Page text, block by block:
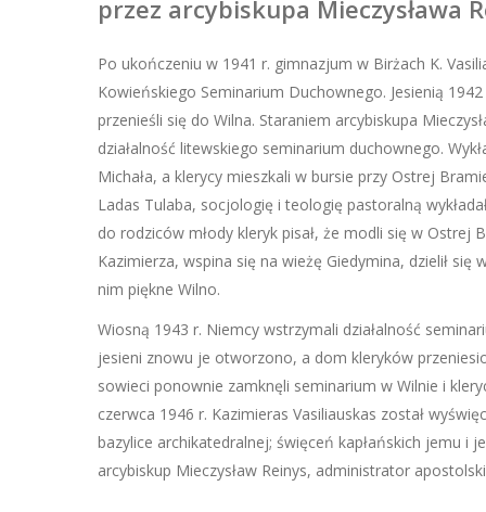
przez arcybiskupa Mieczysława
Po ukończeniu w 1941 r. gimnazjum w Birżach K.
Kowieńskiego Seminarium Duchownego. Jesienią
przenieśli się do Wilna. Staraniem arcybiskupa
działalność litewskiego seminarium duchownego.
Michała, a klerycy mieszkali w bursie przy Ostrej
Ladas Tulaba, socjologię i teologię pastoralną
do rodziców młody kleryk pisał, że modli się w Ostrej
Kazimierza, wspina się na wieżę Giedymina, dzielił się
nim piękne Wilno.
Wiosną 1943 r. Niemcy wstrzymali działalność
jesieni znowu je otworzono, a dom kleryków
sowieci ponownie zamknęli seminarium w Wilnie i
czerwca 1946 r. Kazimieras Vasiliauskas został
bazylice archikatedralnej; święceń kapłańskich jemu i
arcybiskup Mieczysław Reinys, administrator